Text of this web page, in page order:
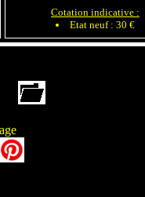
Cotation indicative :
Etat neuf : 30 €